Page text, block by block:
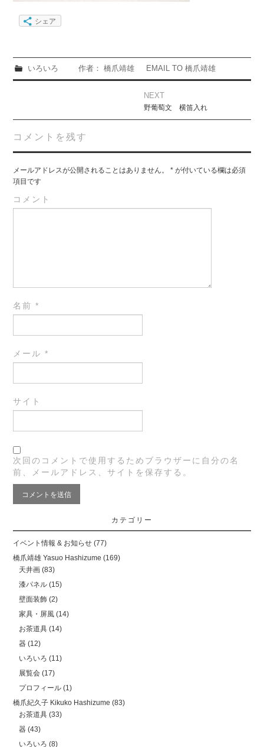
シェア
いろいろ 作者： 橋爪靖雄 EMAIL TO 橋爪靖雄
NEXT
野葡萄文 横笛入れ
コメントを残す
メールアドレスが公開されることはありません。 * が付いている欄は必須
項目です
コメント
名前*
メール*
サイト
次回のコメントで使用するためブラウザーに自分の名
前、メールアドレス、サイトを保存する。
カテゴリー
イベント情報 & お知らせ (77)
橋爪靖雄 Yasuo Hashizume (169)
天井画 (83)
漆パネル (15)
壁面装飾 (2)
家具・屏風 (14)
お茶道具 (14)
器 (12)
いろいろ (11)
展覧会 (17)
プロフィール (1)
橋爪紀久子 Kikuko Hashizume (83)
お茶道具 (33)
器 (43)
いろいろ (8)